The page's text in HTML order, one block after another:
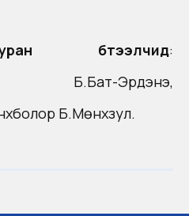
бүтээлчид:
Б.Бат-Эрдэнэ,
Б.Мөнхзул.